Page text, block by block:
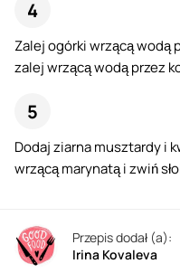
Zalej ogórki wrzącą wodą
zalej wrzącą wodą przez
Dodaj ziarna musztardy i
wrzącą marynatą i zwiń
Przepis dodał (a):
Irina Kovaleva